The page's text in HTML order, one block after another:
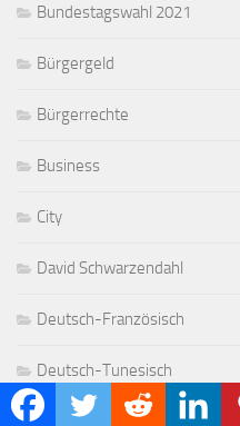
Bundestagswahl 2021
Bürgergeld
Bürgerrechte
Business
City
David Schwarzendahl
Deutsch-Französisch
Deutsch-Tunesisch
Deutschland